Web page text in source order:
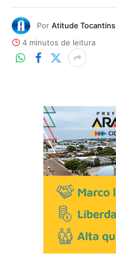
Por Atitude Tocantins
4 minutos de leitura